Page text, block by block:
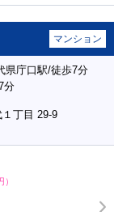
マンション
県庁口駅/徒歩7分
分
丁目 29-9